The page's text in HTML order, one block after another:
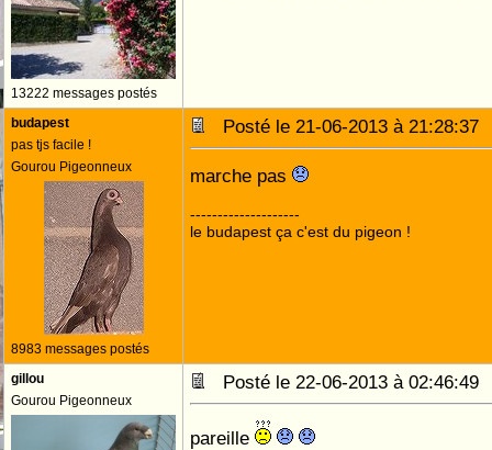
13222 messages postés
budapest
pas tjs facile !
Gourou Pigeonneux
8983 messages postés
Posté le 21-06-2013 à
marche pas
--------------------
le budapest ça c'est du pigeon !
gillou
Gourou Pigeonneux
Posté le 22-06-2013 à
pareille